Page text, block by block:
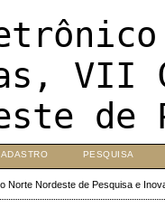
VII
de
PESQUISA
Norte Nordeste de Pesquisa e